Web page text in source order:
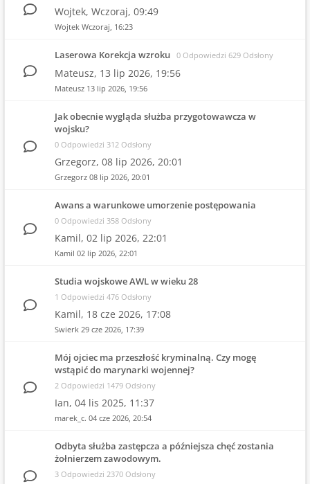
Wojtek, Wczoraj, 09:49
Wojtek Wczoraj, 16:23
Laserowa Korekcja wzroku 0 Odpowiedzi 629 Odsłony
Mateusz, 13 lip 2026, 19:56
Mateusz 13 lip 2026, 19:56
Jak obecnie wygląda służba przygotowawcza w
wojsku?
0 Odpowiedzi 312 Odsłony
Grzegorz, 08 lip 2026, 20:01
Grzegorz 08 lip 2026, 20:01
Awans a warunkowe umorzenie postępowania
0 Odpowiedzi 358 Odsłony
Kamil, 02 lip 2026, 22:01
Kamil 02 lip 2026, 22:01
Studia wojskowe AWL w wieku 28
1 Odpowiedzi 476 Odsłony
Kamil, 18 cze 2026, 17:08
Swierk 29 cze 2026, 17:39
Mój ojciec ma przeszłość kryminalną. Czy mogę
wstąpić do marynarki wojennej?
2 Odpowiedzi 1479 Odsłony
Ian, 04 lis 2025, 11:37
marek_c. 04 cze 2026, 20:54
Odbyta służba zastępcza a późniejsza chęć zostania
żołnierzem zawodowym.
3 Odpowiedzi 2370 Odsłony